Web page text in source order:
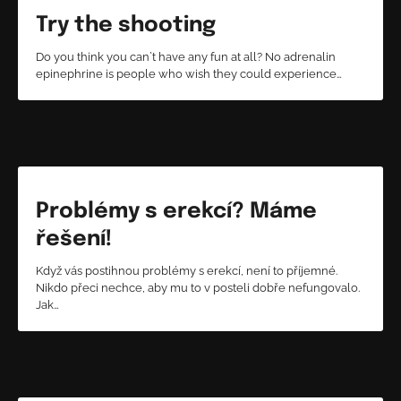
Try the shooting
Do you think you can`t have any fun at all? No adrenalin
epinephrine is people who wish they could experience…
Problémy s erekcí? Máme
řešení!
Když vás postihnou problémy s erekcí, není to příjemné.
Nikdo přeci nechce, aby mu to v posteli dobře nefungovalo.
Jak…